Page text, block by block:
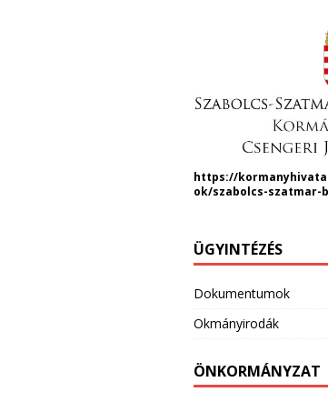
https://
ok/szabolcs-szatmar-
ÜGYINTÉZÉS
Dokumentumok
Okmányirodák
ÖNKORMÁNYZAT